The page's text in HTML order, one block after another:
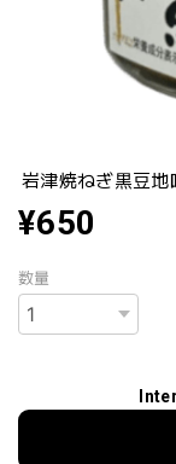
岩津焼ねぎ黒豆地
¥650
数量